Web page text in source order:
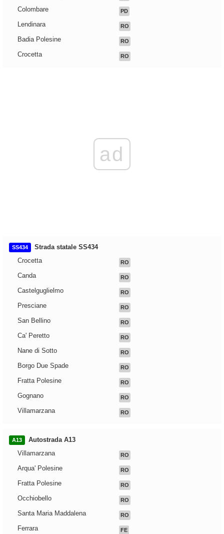
Colombare PD
Lendinara RO
Badia Polesine RO
Crocetta RO
ad
SS434
Strada statale SS434
Crocetta
RO
Canda RO
Castelguglielmo RO
Presciane RO
San Bellino RO
Ca' Peretto RO
Nane di Sotto RO
Borgo Due Spade RO
Fratta Polesine RO
Gognano RO
Villamarzana RO
A13
Autostrada A13
Villamarzana
RO
Arqua' Polesine RO
Fratta Polesine RO
Occhiobello RO
Santa Maria Maddalena RO
Ferrara FE